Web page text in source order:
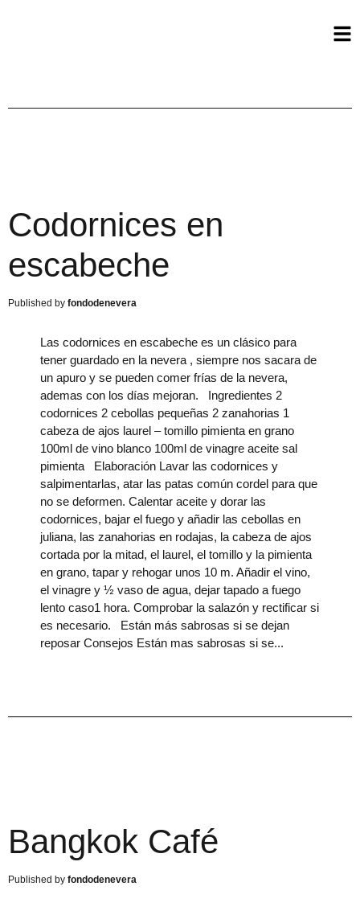
Codornices en
escabeche
fondodenevera
Las codornices en escabeche es un clásico para
tener guardado en la nevera , siempre nos sacara de
un apuro y se pueden comer frías de la nevera,
ademas con los días mejoran. Ingredientes 2
codornices 2 cebollas pequeñas 2 zanahorias 1
cabeza de ajos laurel – tomillo pimienta en grano
100ml de vino blanco 100ml de vinagre aceite sal
pimienta Elaboración Lavar las codornices y
salpimentarlas, atar las patas común cordel para que
no se deformen. Calentar aceite y dorar las
codornices, bajar el fuego y añadir las cebollas en
juliana, las zanahorias en rodajas, la cabeza de ajos
cortada por la mitad, el laurel, el tomillo y la pimienta
en grano, tapar y rehogar unos 10 m. Añadir el vino,
el vinagre y ½ vaso de agua, dejar tapado a fuego
lento caso1 hora. Comprobar la salazón y rectificar si
es necesario. Están más sabrosas si se dejan
reposar Consejos Están mas sabrosas si se
Bangkok Café
fondodenevera